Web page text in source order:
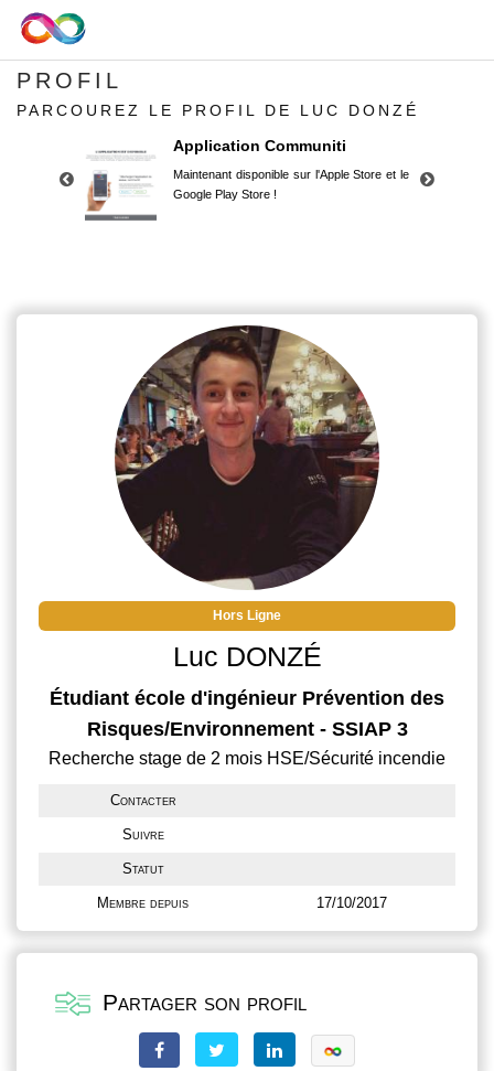
PROFIL
PARCOUREZ LE PROFIL DE LUC DONZÉ
Application Communiti
Maintenant disponible sur l'Apple Store et le
Google Play Store !
Google Play Store !
Hors Ligne
Luc DONZÉ
Étudiant école d'ingénieur Prévention des
Risques/Environnement - SSIAP 3
Recherche stage de 2 mois HSE/Sécurité incendie
Contacter
Suivre
Statut
Membre depuis 17/10/2017
Partager son profil